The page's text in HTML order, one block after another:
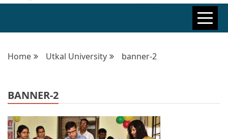
ODISHA
BIGYAN
ACADEMY
Home Utkal University banner-2
BANNER-2